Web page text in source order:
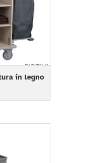
in legno